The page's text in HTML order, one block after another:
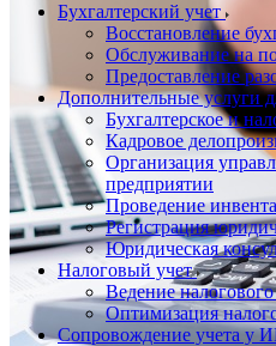
Бухгалтерский учет
Восстановление
Обслуживание на
Предоставление
Дополнительные услуги
Бухгалтерское и
Кадровое
Организация
предприятии
Проведение
Регистрация
Юридическая
Налоговый учет
Ведение
Оптимизация
Сопровождение учета у